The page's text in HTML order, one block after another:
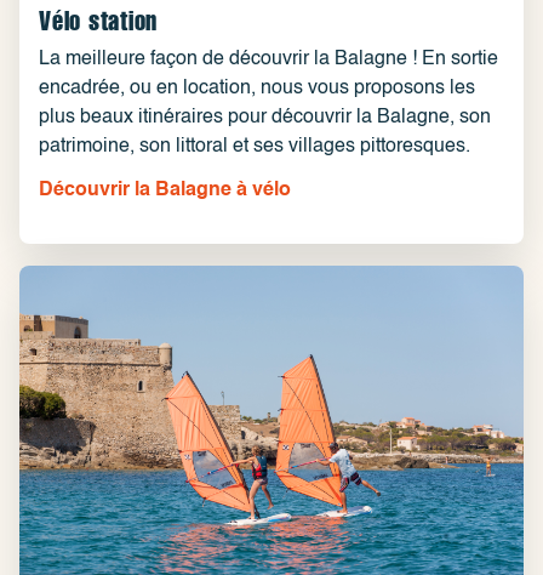
Vélo station
La meilleure façon de découvrir la Balagne ! En sortie
encadrée, ou en location, nous vous proposons les
plus beaux itinéraires pour découvrir la Balagne, son
patrimoine, son littoral et ses villages pittoresques.
Découvrir la Balagne à vélo